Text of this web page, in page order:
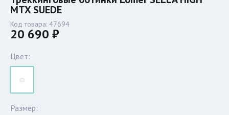
MTX SUEDE
Код товара: 47694
20 690 ₽
Цвет:
Размер: